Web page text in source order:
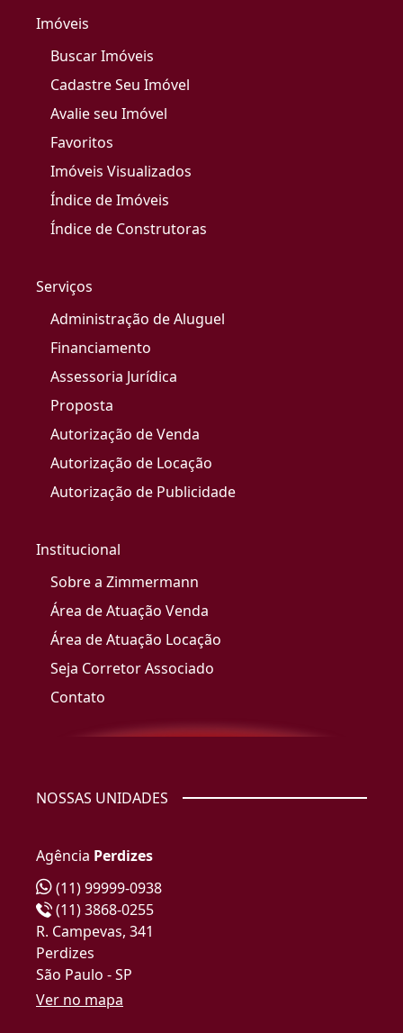
Imóveis
Buscar Imóveis
Cadastre Seu Imóvel
Avalie seu Imóvel
Favoritos
Imóveis Visualizados
Índice de Imóveis
Índice de Construtoras
Serviços
Administração de Aluguel
Financiamento
Assessoria Jurídica
Proposta
Autorização de Venda
Autorização de Locação
Autorização de Publicidade
Institucional
Sobre a Zimmermann
Área de Atuação Venda
Área de Atuação Locação
Seja Corretor Associado
Contato
NOSSAS UNIDADES
Agência Perdizes
(11) 99999-0938
(11) 3868-0255
R. Campevas, 341
Perdizes
São Paulo - SP
Ver no mapa